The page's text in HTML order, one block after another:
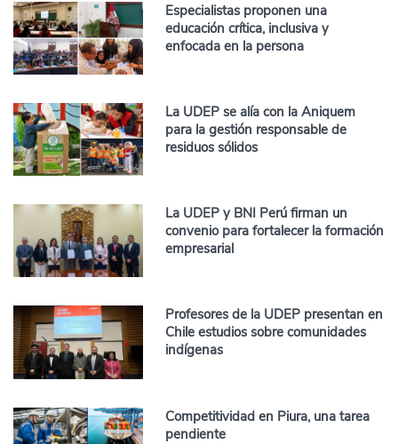
Especialistas proponen una
educación crítica, inclusiva y
enfocada en la persona
La UDEP se alía con la Aniquem
para la gestión responsable de
residuos sólidos
La UDEP y BNI Perú firman un
convenio para fortalecer la formación
empresarial
Profesores de la UDEP presentan en
Chile estudios sobre comunidades
indígenas
Competitividad en Piura, una tarea
pendiente